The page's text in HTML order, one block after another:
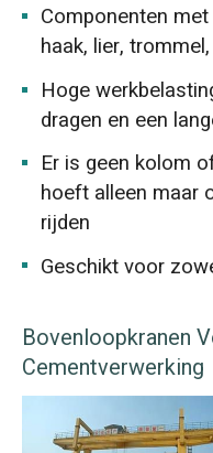
Componenten
haak, lier,
Hoge
dragen en een
Er is geen kolom
hoeft alleen maar
rijden
Geschikt voor
Bovenloopkranen
Cementverwerking